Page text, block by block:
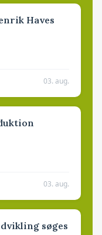
Haves
03. aug.
03. aug.
søges